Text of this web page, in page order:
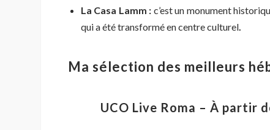
La Casa Lamm : c’est un monument
qui a été transformé en centre culturel
Ma sélection des meilleurs
UCO Live Roma – À partir